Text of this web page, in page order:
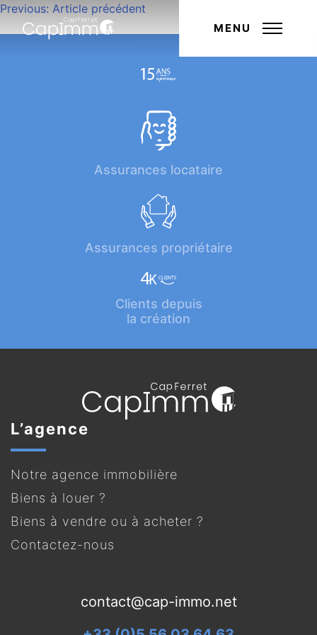
MENU
Navigation
de
Previous: Article précédent
Assurances locataire
Assurances propriétaire
Clients depuis
la création
L’agence
Notre agence immobilière
Biens à louer ?
Biens à vendre ou à acheter ?
Contactez-nous
contact@cap-immo.net